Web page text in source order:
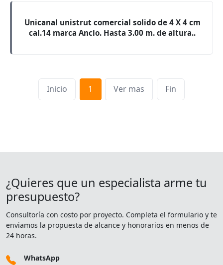
Unicanal unistrut comercial solido de 4 X 4 cm
cal.14 marca Anclo. Hasta 3.00 m. de altura..
Inicio 1 Ver mas Fin
¿Quieres que un especialista arme tu
presupuesto?
Consultoría con costo por proyecto. Completa el formulario y te
enviamos la propuesta de alcance y honorarios en menos de
24 horas.
WhatsApp